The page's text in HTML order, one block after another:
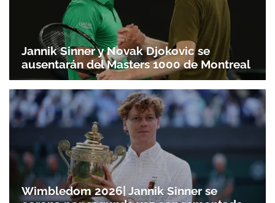
Jannik Sinner y Novak Djokovic se
ausentarán del Masters 1000 de Montreal
Wimbledom 2026| Jannik Sinner se